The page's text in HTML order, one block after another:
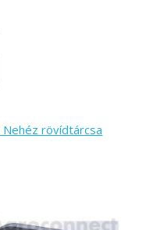
rövídtárcsa